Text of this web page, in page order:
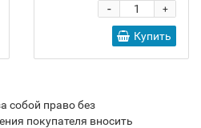
+
-
Купить
собой право без
покупателя вносить